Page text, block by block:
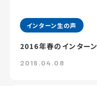
インターン生の声
2016年春のインター
2016.04.08